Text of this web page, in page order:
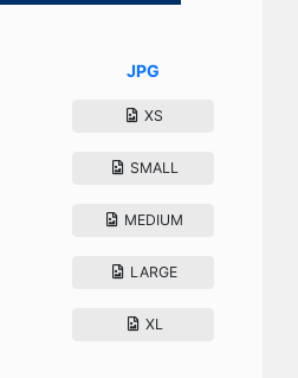
JPG
XS
SMALL
MEDIUM
LARGE
XL